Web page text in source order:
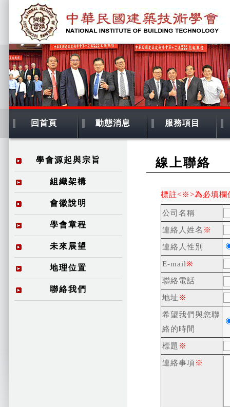
回首頁 動態消息 服務項目
學會源起與宗旨
組織架構
會徽說明
學會章程
未來展望
地理位置
聯絡我們
線上聯絡
標註<※>為必填欄
公司名稱
連絡人姓名 ※
連絡人性別
E-mail※
聯絡電話
地址 ※
希望我們與您聯
絡的時間
標題 ※
連絡事項※